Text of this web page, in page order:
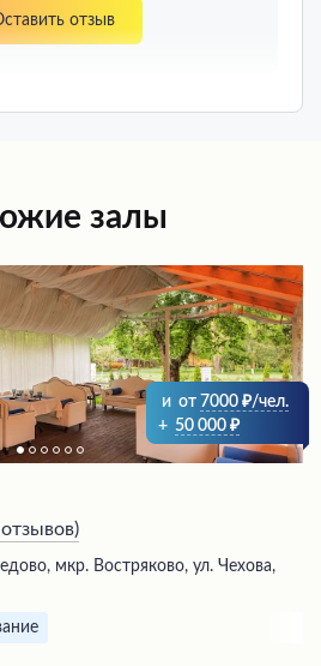
отзыв
залы
и от 7000
/чел.
+ 50 000
)
мкр. Востряково, ул. Чехова,